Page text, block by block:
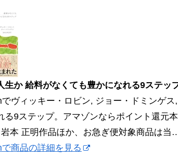
生か 給料がなくても豊かになれる9ステッ
ヴィッキー・ロビン, ジョー・ドミンゲ
る9ステップ。アマゾンならポイント還元
本 正明作品ほか、お急ぎ便対象商品は当
商品の詳細を見る